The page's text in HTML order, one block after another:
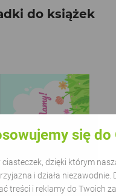
się do
ciasteczek, dzięki którym
i działa niezawodnie.
treści i reklamy do Twoich
do książek